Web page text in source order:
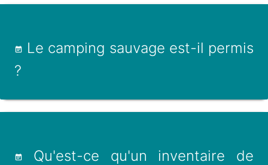
Le camping sauvage est-il permis
?
Qu'est-ce qu'un inventaire de